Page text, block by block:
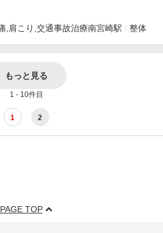
,肩こり,交通事故治療南宮崎駅 整体
もっと見る
1 - 10件目
1 2
PAGE TOP